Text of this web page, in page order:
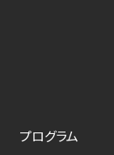
プログラム